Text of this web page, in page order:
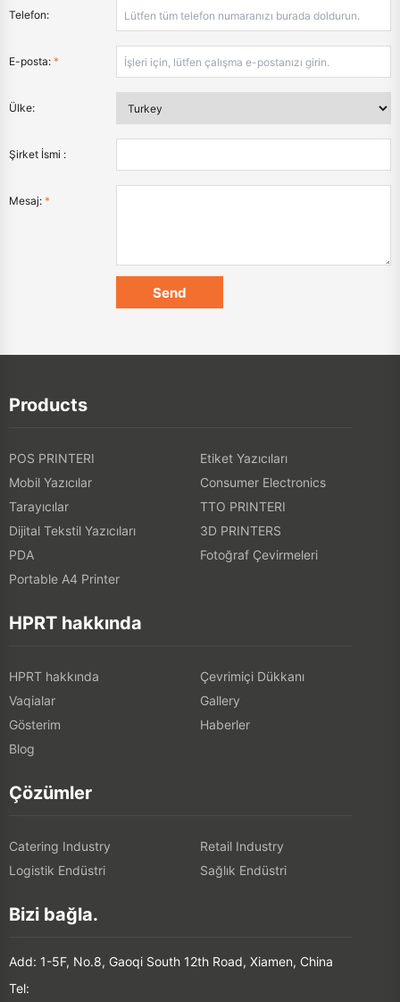
Telefon:
E-posta: *
Ülke:
Şirket İsmi :
Mesaj: *
Products
POS PRINTERI
Etiket Yazıcıları
Mobil Yazıcılar
Consumer Electronics
Tarayıcılar
TTO PRINTERI
Dijital Tekstil Yazıcıları
3D PRINTERS
PDA
Fotoğraf Çevirmeleri
Portable A4 Printer
HPRT hakkında
HPRT hakkında
Çevrimiçi Dükkanı
Vaqialar
Gallery
Gösterim
Haberler
Blog
Çözümler
Catering Industry
Retail Industry
Logistik Endüstri
Sağlık Endüstri
Bizi bağla.
Add: 1-5F, No.8, Gaoqi South 12th Road, Xiamen, China
Tel: